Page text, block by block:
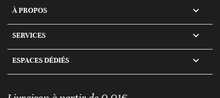
À PROPOS 
SERVICES 
ESPACES DÉDIÉS 